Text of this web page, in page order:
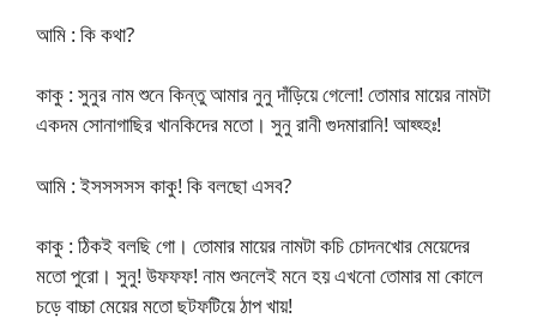
আমি : কি কথা?
কাকু : সুনুর নাম শুনে কিন্তু আমার নুনু দাঁড়িয়ে গেলো! তোমার মায়ের নামটা
একদম সোনাগাছির খানকিদের মতো। সুনু রানী গুদমারানি! আহ্হ্হঃ!
আমি : ইসসসসস কাকু! কি বলছো এসব?
কাকু : ঠিকই বলছি গো। তোমার মায়ের নামটা কচি চোদনখোর মেয়েদের
মতো পুরো। সুনু! উফফফ! নাম শুনলেই মনে হয় এখনো তোমার মা কোলে
চড়ে বাচ্চা মেয়ের মতো ছটফটিয়ে ঠাপ খায়!